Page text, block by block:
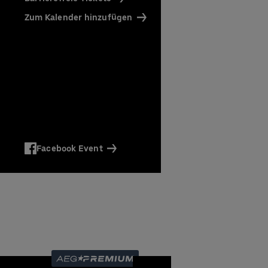
Zum Kalender hinzufügen
Facebook Event